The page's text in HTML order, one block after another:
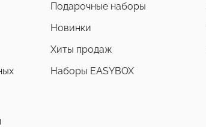
Подарочные наборы
Новинки
Хиты продаж
Наборы EASYBOX